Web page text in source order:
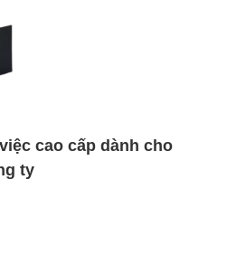
cao cấp dành cho
ty